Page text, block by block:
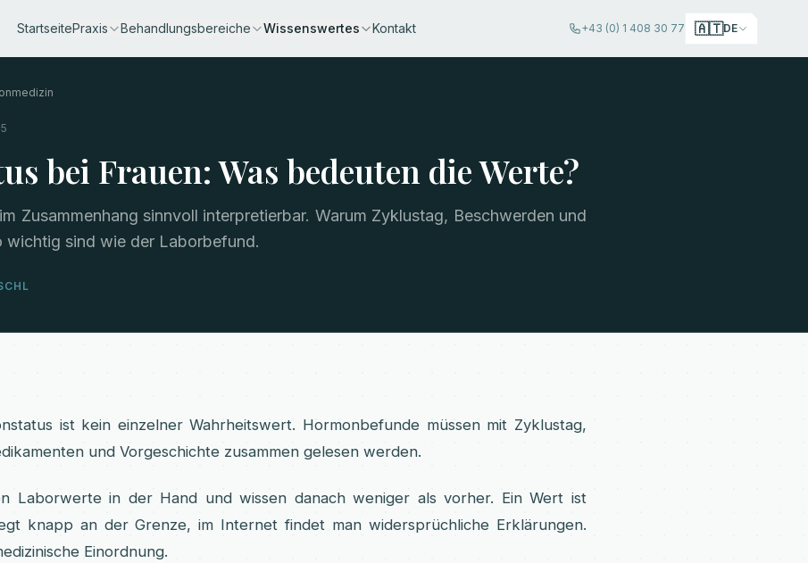
StartseitePraxis Behandlungsbereiche Wissenswertes Kontakt +43 (0) 1 408 30 77 🇦🇹DE
bei Frauen: Was bedeuten die Werte?
Zusammenhang sinnvoll interpretierbar. Warum Zyklustag, Beschwerden und
wichtig sind wie der Laborbefund.
ist kein einzelner Wahrheitswert. Hormonbefunde müssen mit Zyklustag,
und Vorgeschichte zusammen gelesen werden.
Laborwerte in der Hand und wissen danach weniger als vorher. Ein Wert ist
knapp an der Grenze, im Internet findet man widersprüchliche Erklärungen.
Einordnung.